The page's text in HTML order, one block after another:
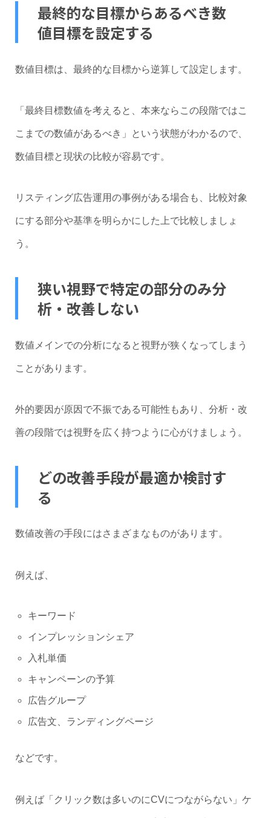
最終的な目標からあるべき数
値目標を設定する
数値目標は、最終的な目標から逆算して設定します。
「最終目標数値を考えると、本来ならこの段階ではこ
こまでの数値があるべき」という状態がわかるので、
数値目標と現状の比較が容易です。
リスティング広告運用の事例がある場合も、比較対象
にする部分や基準を明らかにした上で比較しましょ
う。
狭い視野で特定の部分のみ分
析・改善しない
数値メインでの分析になると視野が狭くなってしまう
ことがあります。
外的要因が原因で不振である可能性もあり、分析・改
善の段階では視野を広く持つように心がけましょう。
どの改善手段が最適か検討す
る
数値改善の手段にはさまざまなものがあります。
例えば、
キーワード
インプレッションシェア
入札単価
キャンペーンの予算
広告グループ
広告文、ランディングページ
などです。
例えば「クリック数は多いのにCVにつながらない」ケ